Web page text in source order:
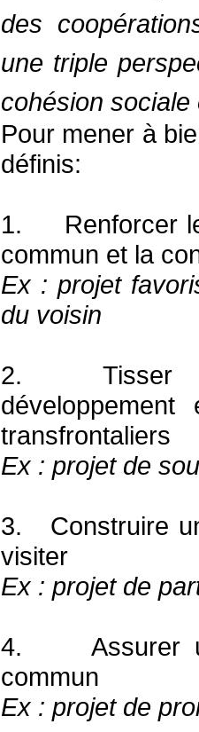
des
une triple
cohésion
Pour mener à
définis:
1. Renforcer le
commun et la
Ex : projet
du voisin
2. Tisser
transfrontaliers
Ex : projet de
3. Construire
visiter
Ex : projet de
4. Assurer un
commun
Ex : projet de